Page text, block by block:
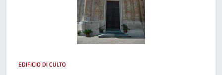
EDIFICIO DI CULTO